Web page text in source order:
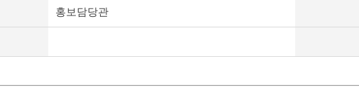
홍보담당관